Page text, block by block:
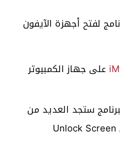
لفتح أجهزة الآيفون
على جهاز الكمبيوتر
ستجد العديد من
الأدوات المعروضة اضغط على Unlock Screen